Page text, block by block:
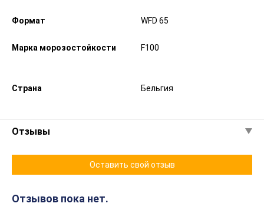
Формат WFD 65
Марка морозостойкости F100
Страна Бельгия
Отзывы
Оставить свой отзыв
Отзывов пока нет.